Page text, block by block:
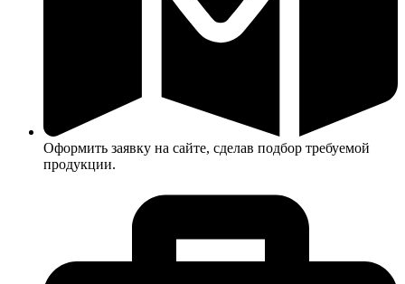
Оформить заявку на сайте, сделав подбор требуемой
продукции.